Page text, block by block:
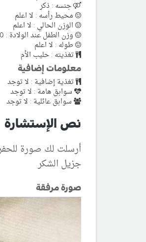
جنسه : ذكر
محيط رأسه : لا اعلم
الوزن الحالي : لا اعلم
وزن الطفل عند الولادة : 2.900
طوله : لا اعلم
تغذيته : حليب الأم
معلومات إضافية
تغذية إضافية : لا توجد
سوابق هامة : لا توجد
سوابق عائلية : لا توجد
نص الإستشارة
أرسلت لك صورة
جزيل الشكر
صورة مرفقة